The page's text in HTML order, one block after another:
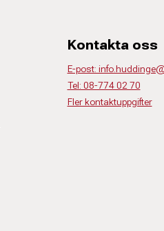
Kontakta oss
E-post:
Tel: 08-774 02 70
Fler kontaktuppgifter